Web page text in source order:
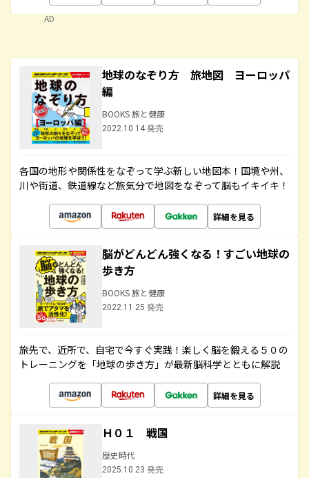
AD
地球のなぞり方 旅地図 ヨーロッパ
編
BOOKS 旅と健康
2022.10.14 発売
各国の地形や関係性をなぞって学ぶ新しい地図本！国境や州、
川や街道、鉄道線など旅気分で地図をなぞって脳もイキイキ！
詳細を見る
脳がどんどん強くなる！すごい地球の
歩き方
BOOKS 旅と健康
2022.11.25 発売
旅先で、近所で、自宅で今すぐ実践！楽しく脳を鍛える５０の
トレーニングを「地球の歩き方」が最新脳科学とともに解説
詳細を見る
Ｈ０１ 戦国
歴史時代
2025.10.23 発売